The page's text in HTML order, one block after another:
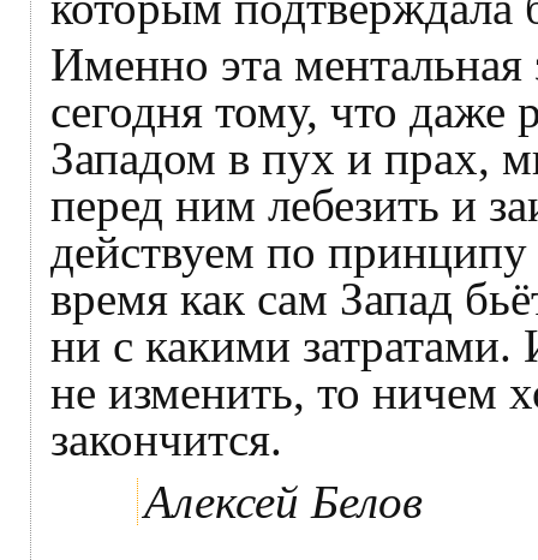
Именно эта ментальная
сегодня тому, что даже
Западом в пух и прах,
перед ним лебезить и
действуем по
время как сам Запад
ни с какими затратами.
не изменить, то ничем
закончится.
Алексей Белов